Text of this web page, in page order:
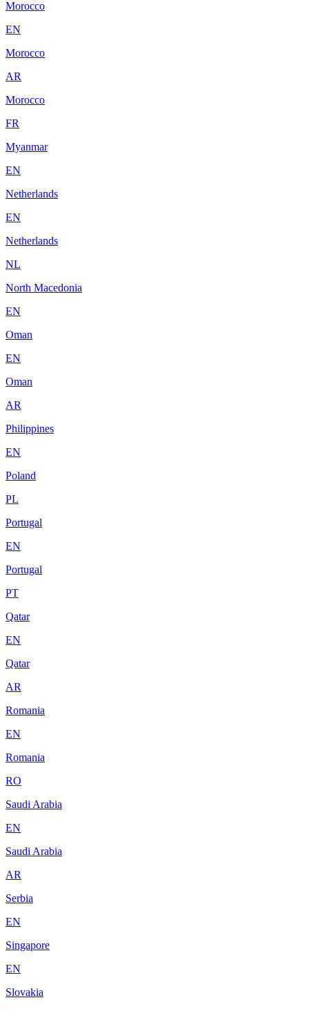
Morocco
EN
Morocco
AR
Morocco
FR
Myanmar
EN
Netherlands
EN
Netherlands
NL
North Macedonia
EN
Oman
EN
Oman
AR
Philippines
EN
Poland
PL
Portugal
EN
Portugal
PT
Qatar
EN
Qatar
AR
Romania
EN
Romania
RO
Saudi Arabia
EN
Saudi Arabia
AR
Serbia
EN
Singapore
EN
Slovakia